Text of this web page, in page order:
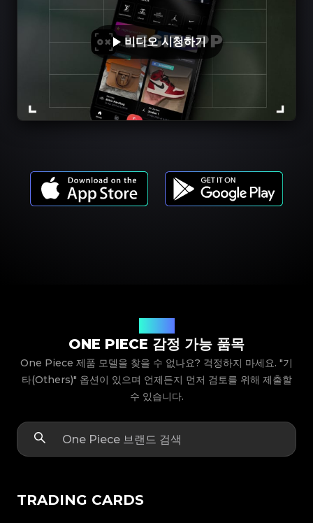
비디오 시청하기
ONE PIECE 감정 가능 품목
One Piece 제품 모델을 찾을 수 없나요? 걱정하지 마세요. "기
타(Others)" 옵션이 있으며 언제든지 먼저 검토를 위해 제출할
수 있습니다.
TRADING CARDS